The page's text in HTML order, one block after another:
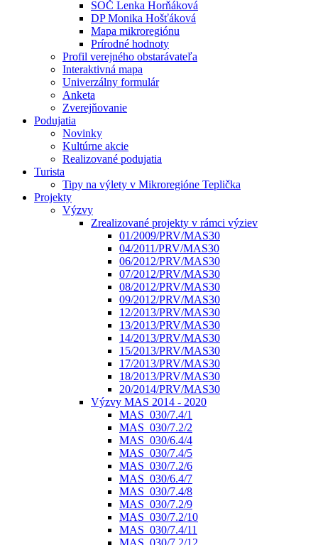
SOČ Lenka Horňáková
DP Monika Hošťáková
Mapa mikroregiónu
Prírodné hodnoty
Profil verejného obstarávateľa
Interaktivná mapa
Univerzálny formulár
Anketa
Zverejňovanie
Podujatia
Novinky
Kultúrne akcie
Realizované podujatia
Turista
Tipy na výlety v Mikroregióne Teplička
Projekty
Výzvy
Zrealizované projekty v rámci výziev
01/2009/PRV/MAS30
04/2011/PRV/MAS30
06/2012/PRV/MAS30
07/2012/PRV/MAS30
08/2012/PRV/MAS30
09/2012/PRV/MAS30
12/2013/PRV/MAS30
13/2013/PRV/MAS30
14/2013/PRV/MAS30
15/2013/PRV/MAS30
17/2013/PRV/MAS30
18/2013/PRV/MAS30
20/2014/PRV/MAS30
Výzvy MAS 2014 - 2020
MAS_030/7.4/1
MAS_030/7.2/2
MAS_030/6.4/4
MAS_030/7.4/5
MAS_030/7.2/6
MAS_030/6.4/7
MAS_030/7.4/8
MAS_030/7.2/9
MAS_030/7.2/10
MAS_030/7.4/11
MAS_030/7.2/12